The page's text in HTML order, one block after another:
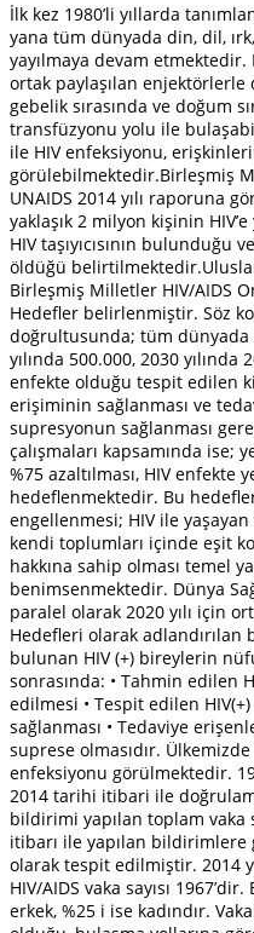
İlk kez 1980’li yıllarda
yana tüm dünyada din, dil,
yayılmaya devam etmektedir.
ortak paylaşılan enjektörlerle
gebelik sırasında ve doğum
transfüzyonu yolu ile
ile HIV enfeksiyonu,
görülebilmektedir.Birleşmiş
UNAIDS 2014 yılı raporuna
yaklaşık 2 milyon kişinin
HIV taşıyıcısının
öldüğü
Birleşmiş Milletler HIV/AIDS
Hedefler belirlenmiştir. Söz
doğrultusunda; tüm dünyada
yılında 500.000, 2030
enfekte olduğu tespit edilen
erişiminin sağlanması ve
supresyonun sağlanması
çalışmaları kapsamında ise;
%75 azaltılması, HIV enfekte
hedeflenmektedir. Bu
engellenmesi; HIV ile
kendi toplumları içinde eşit
hakkına sahip olması temel
benimsenmektedir. Dünya
paralel olarak 2020 yılı için
Hedefleri olarak
bulunan HIV (+) bireylerin
sonrasında: • Tahmin edilen
edilmesi • Tespit edilen
sağlanması • Tedaviye
suprese olmasıdır.
enfeksiyonu görülmektedir.
2014 tarihi itibari ile
bildirimi yapılan toplam vaka
itibarı ile yapılan bildirimlere
olarak tespit edilmiştir. 2014
HIV/AIDS vaka sayısı
erkek, %25 i ise kadındır.